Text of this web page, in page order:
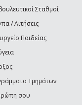
Σταθμοί
/ Αιτήσεις
Παιδείας
Τμημάτων
σου